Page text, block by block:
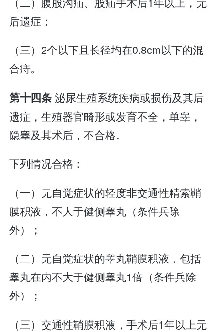
后遗症；
（三）2个以下且长径均在0.8cm以下的混
合痔。
第十四条泌尿生殖系统疾病或损伤及其后
遗症，生殖器官畸形或发育不全，单睾，
隐睾及其术后，不合格。
下列情况合格：
（一）无自觉症状的轻度非交通性精索鞘
膜积液，不大于健侧睾丸（条件兵除
外）；
（二）无自觉症状的睾丸鞘膜积液，包括
睾丸在内不大于健侧睾丸1倍（条件兵除
外）；
（三）交通性鞘膜积液，手术后1年以上无